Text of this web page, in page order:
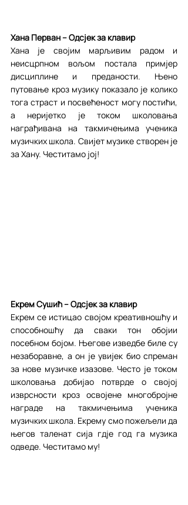
Хана Перван – Одсјек за клавир
Хана је својим марљивим радом и
неисцрпном вољом постала примјер
дисциплине и преданости. Њено
путовање кроз музику показало је колико
тога страст и посвећеност могу постићи,
а неријетко је током школовања
награђивана на такмичењима ученика
музичких школа. Свијет музике створен је
за Хану. Честитамо јој!
Екрем Сушић – Одсјек за клавир
Екрем се истицао својом креативношћу и
способношћу да сваки тон обојии
посебном бојом. Његове изведбе биле су
незаборавне, а он је увијек био спреман
за нове музичке изазове. Често је током
школовања добијао потврде о својој
изврсности кроз освојене многобројне
награде на такмичењима ученика
музичких школа. Екрему смо пожељели да
његов таленат сија гдје год га музика
одведе. Честитамо му!